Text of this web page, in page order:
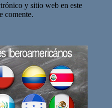
y sitio web en este
comente.